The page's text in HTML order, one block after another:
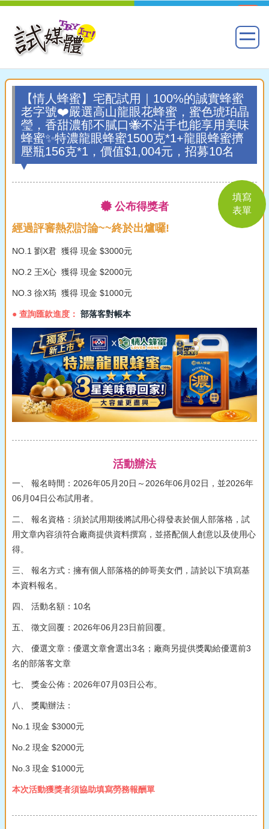
【情人蜂蜜】宅配試用｜100%的誠實蜂蜜
老字號❤️嚴選高山龍眼花蜂蜜，蜜色琥珀晶
瑩，香甜濃郁不膩口🐝不沾手也能享用美味
蜂蜜✨特濃龍眼蜂蜜1500克*1+龍眼蜂蜜擠
壓瓶156克*1，價值$1,004元，招募10名
公布得獎者
經過評審熱烈討論~~終於出爐囉!
NO.1 劉X君 獲得 現金 $3000元
NO.2 王X心 獲得 現金 $2000元
NO.3 徐X筠 獲得 現金 $1000元
● 查詢匯款進度： 部落客對帳本
活動辦法
一、 報名時間：2026年05月20日～2026年06月02日，並2026年
06月04日公布試用者。
二、 報名資格：須於試用期後將試用心得發表於個人部落格，試
用文章內容須符合廠商提供資料撰寫，並搭配個人創意以及使用心
得。
三、 報名方式：擁有個人部落格的帥哥美女們，請於以下填寫基
本資料報名。
四、 活動名額：10名
五、 徵文回覆：2026年06月23日前回覆。
六、 優選文章：優選文章會選出3名；廠商另提供獎勵給優選前3
名的部落客文章
七、 獎金公佈：2026年07月03日公布。
八、 獎勵辦法：
No.1 現金 $3000元
No.2 現金 $2000元
No.3 現金 $1000元
本次活動獲獎者須協助填寫勞務報酬單
填寫
表單